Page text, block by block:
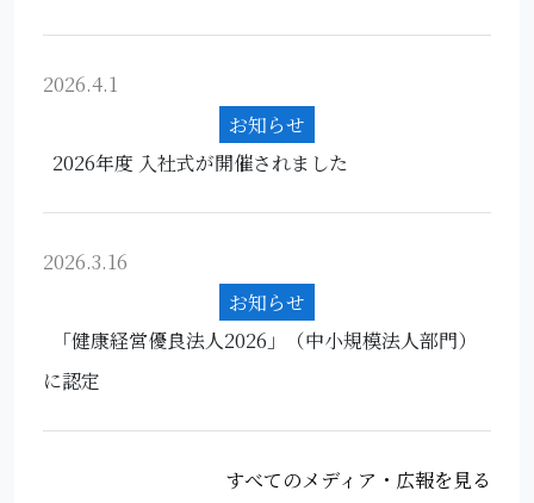
2026.4.1
お知らせ
2026年度 入社式が開催されました
2026.3.16
お知らせ
「健康経営優良法人2026」（中小規模法人部門）
に認定
すべてのメディア・広報を見る